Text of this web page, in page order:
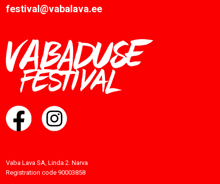
festival@vabalava.ee
Vaba Lava SA, Linda 2. Narva
Registration code 90003858